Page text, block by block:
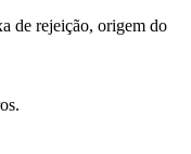
de rejeição, origem do